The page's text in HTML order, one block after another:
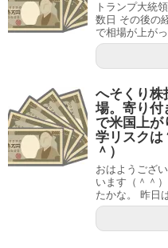
トランプ大統
数日 その後の
で相場が上が
へそくり
場。寄り付
で米国上が
学リスクは
＾）
おはようござ
います（＾＾
たかな。 昨日